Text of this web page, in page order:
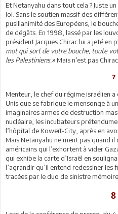
Et Netanyahu dans tout cela ? Juste
loi. Sans le soutien massif des
pusillanimité des Européens, le
de dégâts. En 1998, lassé par les
président Jacques Chirac lui a jeté en
mot qui sort de votre bouche, toute
les Palestiniens.»Mais n’est pas
7
Menteur, le chef du régime israélien a
Unis que se fabrique le mensonge à
imaginaires armes de destruction
nucléaire, les incubateurs
l’hôpital de Koweït-City, après en
Mais Netanyahu ne ment pas quand
américains qui l’exhortent à vider
qui exhibe la carte d’Israël en
l’agrandir qu’il entend redessiner
tracées par le duo de sinistre
8